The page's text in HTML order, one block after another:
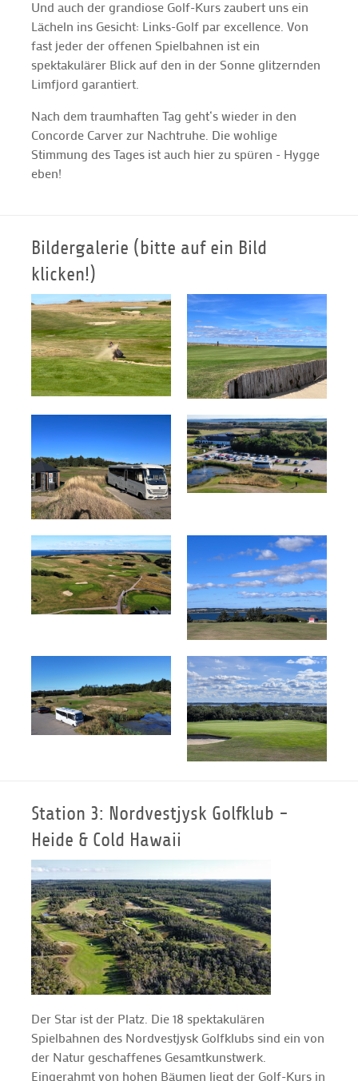
Und auch der grandiose Golf-Kurs zaubert uns ein
Lächeln ins Gesicht: Links-Golf par excellence. Von
fast jeder der offenen Spielbahnen ist ein
spektakulärer Blick auf den in der Sonne glitzernden
Limfjord garantiert.
Nach dem traumhaften Tag geht‘s wieder in den
Concorde Carver zur Nachtruhe. Die wohlige
Stimmung des Tages ist auch hier zu spüren - Hygge
eben!
Bildergalerie (bitte auf ein Bild
klicken!)
Station 3: Nordvestjysk Golfklub -
Heide & Cold Hawaii
Der Star ist der Platz. Die 18 spektakulären
Spielbahnen des Nordvestjysk Golfklubs sind ein von
der Natur geschaffenes Gesamtkunstwerk.
Eingerahmt von hohen Bäumen liegt der Golf-Kurs in